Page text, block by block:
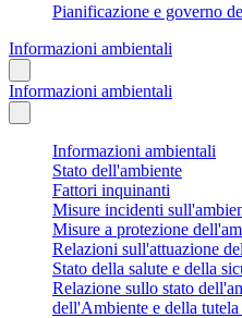
Pianificazione e governo
Informazioni ambientali
Informazioni ambientali
Informazioni ambientali
Stato dell'ambiente
Fattori inquinanti
Misure incidenti
Misure a protezione
Relazioni sull'attuazione
Stato della salute e della
Relazione sullo stato
dell'Ambiente e della